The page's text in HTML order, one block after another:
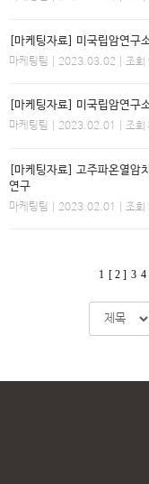
[마케팅자료] 미국립암연구
마케팅팀 | 2023.03.02 | 조회
[마케팅자료] 미국립암연구
마케팅팀 | 2023.02.01 | 조회
[마케팅자료] 고주파온열암
연구
마케팅팀 | 2023.02.01 | 조회
1 [ 2 ] 3 4